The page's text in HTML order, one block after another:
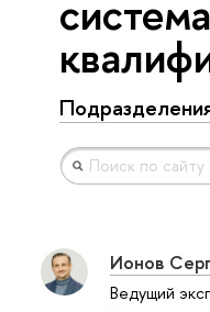
система
Ионов
Ведущий